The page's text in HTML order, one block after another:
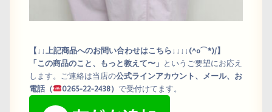
【↓↓上記商品へのお問い合わせはこちら↓↓↓↓(^o⌒*)/】
「この商品のこと、もっと教えて〜」 というご要望にお応え
します。ご連絡は当店の公式ラインアカウント、メール、お
電話（
0265-22-2438） で受付けてます。